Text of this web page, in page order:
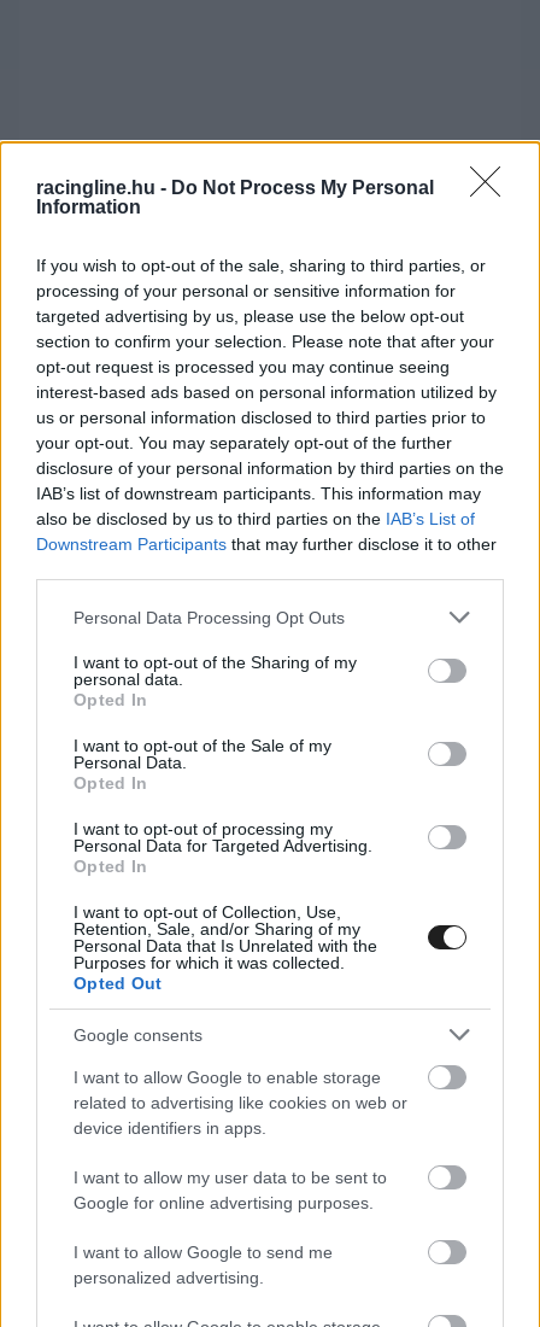
racingline.hu - Do Not Process My Personal
Information
If you wish to opt-out of the sale, sharing to third parties, or
processing of your personal or sensitive information for
targeted advertising by us, please use the below opt-out
section to confirm your selection. Please note that after your
opt-out request is processed you may continue seeing
interest-based ads based on personal information utilized by
us or personal information disclosed to third parties prior to
your opt-out. You may separately opt-out of the further
disclosure of your personal information by third parties on the
IAB’s list of downstream participants. This information may
also be disclosed by us to third parties on the IAB’s List of
Downstream Participants that may further disclose it to other
Please note that this website/app uses one or more Google
not limited to your visit or usage behaviour. You may click to
grant or deny consent to Google and its third-party tags to
use your data for below specified purposes in below Google
consent section.
Personal Data Processing Opt Outs
I want to opt-out of the Sharing of my
personal data.
Opted In
I want to opt-out of the Sale of my
Personal Data.
Opted In
I want to opt-out of processing my
Personal Data for Targeted Advertising.
Opted In
I want to opt-out of Collection, Use,
Retention, Sale, and/or Sharing of my
Personal Data that Is Unrelated with the
Purposes for which it was collected.
Opted Out
Google consents
I want to allow Google to enable storage
related to advertising like cookies on web or
device identifiers in apps.
I want to allow my user data to be sent to
Google for online advertising purposes.
I want to allow Google to send me
personalized advertising.
„Az új helyszínek mindig tele vannak
bizonytalanságokkal, különösen a technikai
beállítások, valamint a gumik és más
erőforrások trükkös kezelése terén a
könyörtelen tempó mellett – olvasható az olasz
mérnökLinkedIn-bejegyzésében . – Ezeket a
kihívásokat csak tovább fokozza a riválisok
kiegyensúlyozottabb mezőnye. Ez a főfutam
elmaradt a várakozásainktól, szemben a briliáns
időmérővel, amelyen megszereztük a pole
pozíciót, és amelyet a szombati sprintfutamon
aratott győzelem követett. Ennek ellenére
mindenképpen finomítanunk kell bizonyos
dolgokon, és tovább kell dolgoznunk
szorgalmasan, megőrizve a türelmünket és a
higgadtságunkat, pánikolás nélkül. Arra kell
összpontosítanunk, hogy újra megtaláljuk a ránk
jellemző teljesítményt és azt a
versenyképességet, amely szükséges ahhoz,
hogy mindenkit felvillanyozzunk.”
„Diggia kiváló teljesítményt nyújtott, folytatva az
első fordulóban mutatott jó formáját. Két
dobogós helyezést ért el, ráadásul ő volt a
legjobb helyen végző pilótánk vasárnap, miután
megszerezte a pole pozíciót. Példaértékű volt a